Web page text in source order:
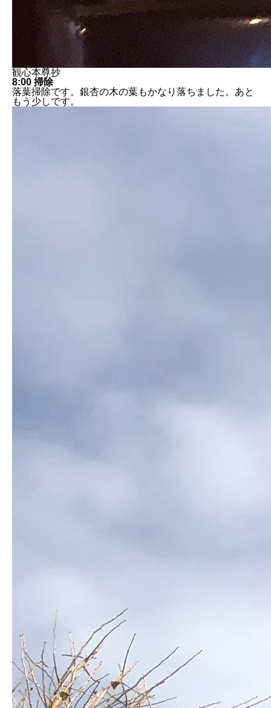
観心本尊抄
8:00 掃除
落葉掃除です。銀杏の木の葉もかなり落ちました。あと
もう少しです。